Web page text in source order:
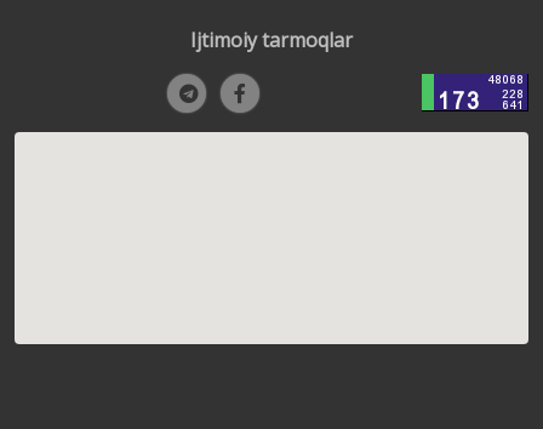
Ijtimoiy tarmoqlar